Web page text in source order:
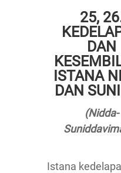
25,
DAN
ISTANA
DAN
(Nidda-
Istana